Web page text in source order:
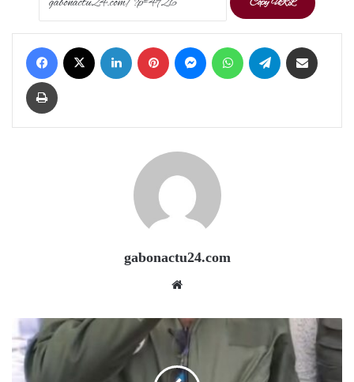
Facebook LinkedIn Pinterest Messenger WhatsApp Telegram
Print
gabonactu24.com